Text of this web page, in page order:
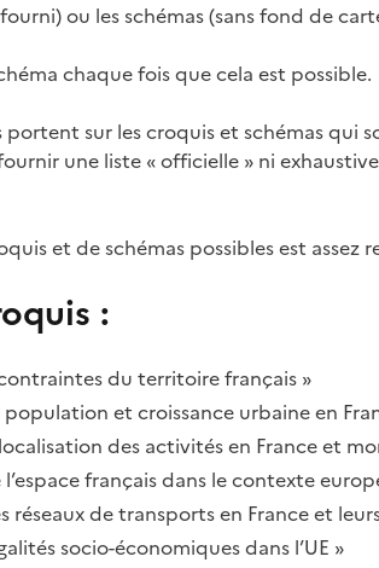
ou les schémas (sans fond de
chaque fois que cela est possible.
sur les croquis et schémas qui
une liste « officielle » ni
et de schémas possibles est assez
:
du territoire français »
et croissance urbaine en
des activités en France et
l’espace français dans le contexte
réseaux de transports en France et
socio-économiques dans l’UE »